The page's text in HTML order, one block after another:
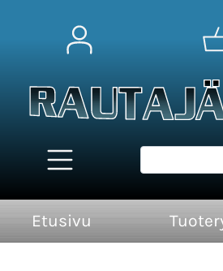
Etusivu